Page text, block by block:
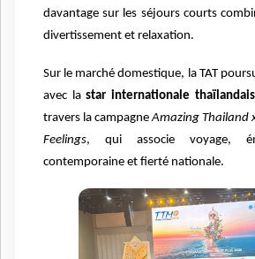
davantage sur les séjours courts
divertissement et relaxation.
Sur le marché domestique, la TAT
avec lastar internationale
travers la campagneAmazing Thailand
Feelings, qui associe voyage,
contemporaine et fierté nationale.